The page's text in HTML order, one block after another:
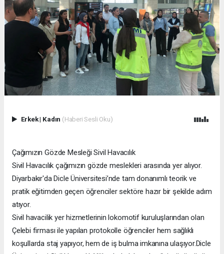
Erkek| Kadın (Haberi Sesli Oku)
Çağımızın Gözde Mesleği Sivil Havacılık
Sivil Havacılık çağımızın gözde meslekleri arasında yer alıyor.
Diyarbakır'da Dicle Üniversitesi’nde tam donanımlı teorik ve
pratik eğitimden geçen öğrenciler sektöre hazır bir şekilde adım
atıyor.
Sivil havacilik yer hizmetlerinin lokomotif kuruluşlarından olan
Çelebi firması ile yapılan protokolle öğrenciler hem sağlıklı
koşullarda staj yapıyor, hem de iş bulma imkanına ulaşıyor.Dicle